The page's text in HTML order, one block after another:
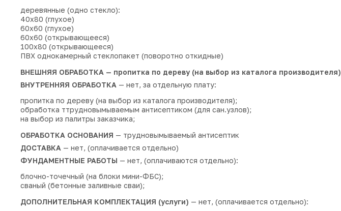
деревянные (одно стекло):
40х80 (глухое)
60х60 (глухое)
60х60 (открывающееся)
100х80 (открывающееся)
ПВХ однокамерный стеклопакет (поворотно откидные)
ВНЕШНЯЯ ОБРАБОТКА — пропитка по дереву (на выбор из каталога производителя)
ВНУТРЕННЯЯ ОБРАБОТКА — нет, за отдельную плату:
пропитка по дереву (на выбор из каталога производителя);
обработка ттрудновымываемым антисептиком (для сан.узлов);
на выбор из палитры заказчика;
ОБРАБОТКА ОСНОВАНИЯ — трудновымываемый антисептик
ДОСТАВКА — нет, (оплачивается отдельно)
ФУНДАМЕНТНЫЕ РАБОТЫ — нет, (оплачиваются отдельно):
блочно-точечный (на блоки мини-ФБС);
сваный (бетонные заливные сваи);
ДОПОЛНИТЕЛЬНАЯ КОМПЛЕКТАЦИЯ (услуги) — нет, (оплачивается отдельно):